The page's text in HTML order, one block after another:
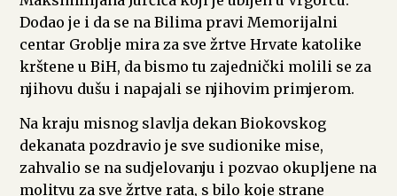
Dodao je i da se na Bilima pravi Memorijalni
centar Groblje mira za sve žrtve Hrvate katolike
krštene u BiH, da bismo tu zajednički molili se za
njihovu dušu i napajali se njihovim primjerom.
Na kraju misnog slavlja dekan Biokovskog
dekanata pozdravio je sve sudionike mise,
zahvalio se na sudjelovanju i pozvao okupljene na
molitvu za sve žrtve rata, s bilo koje strane